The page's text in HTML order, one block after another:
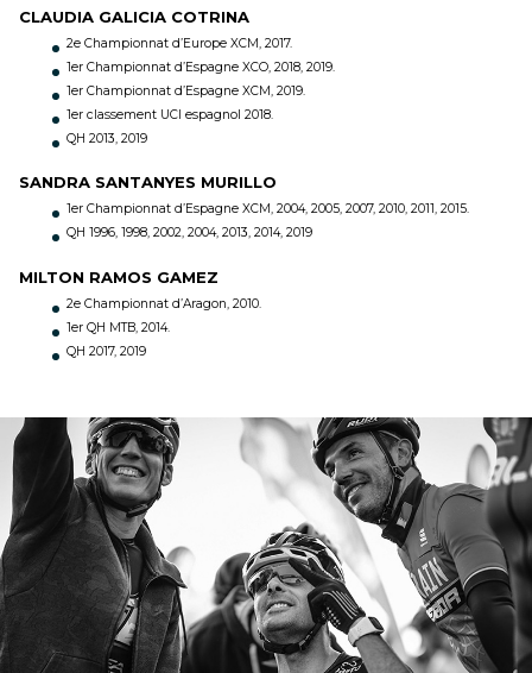
CLAUDIA GALICIA COTRINA
2e Championnat d’Europe XCM, 2017.
1er Championnat d’Espagne XCO, 2018, 2019.
1er Championnat d’Espagne XCM, 2019.
1er classement UCI espagnol 2018.
QH 2013, 2019
SANDRA SANTANYES MURILLO
1er Championnat d’Espagne XCM, 2004, 2005, 2007, 2010, 2011, 2015.
QH 1996, 1998, 2002, 2004, 2013, 2014, 2019
MILTON RAMOS GAMEZ
2e Championnat d’Aragon, 2010.
1er QH MTB, 2014.
QH 2017, 2019